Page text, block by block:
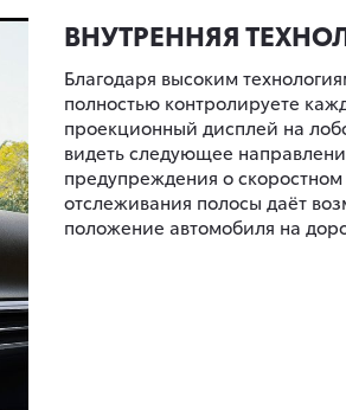
ВНУТРЕННЯЯ
Благодаря высоким
полностью контролируете
проекционный дисплей на
видеть следующее
предупреждения о
отслеживания полосы даёт
положение автомобиля на